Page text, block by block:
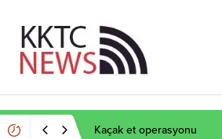
Kaçak et operasyonu